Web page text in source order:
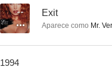
-- Exit
Aparece como Mr.
1994